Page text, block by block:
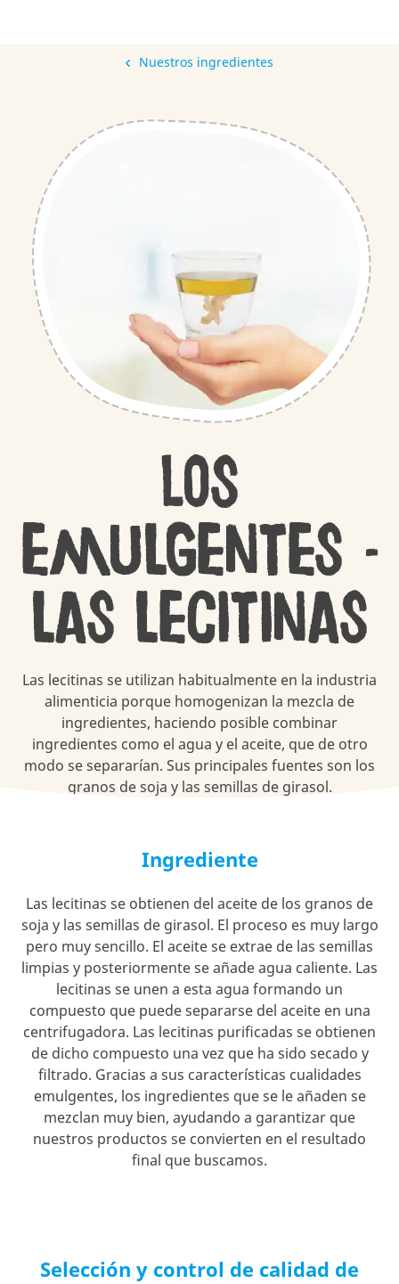
Nuestros ingredientes
Los
emulgentes -
las lecitinas
Las lecitinas se utilizan habitualmente en la industria
alimenticia porque homogenizan la mezcla de
ingredientes, haciendo posible combinar
ingredientes como el agua y el aceite, que de otro
modo se separarían. Sus principales fuentes son los
granos de soja y las semillas de girasol.
Ingrediente
Las lecitinas se obtienen del aceite de los granos de
soja y las semillas de girasol. El proceso es muy largo
pero muy sencillo. El aceite se extrae de las semillas
limpias y posteriormente se añade agua caliente. Las
lecitinas se unen a esta agua formando un
compuesto que puede separarse del aceite en una
centrifugadora. Las lecitinas purificadas se obtienen
de dicho compuesto una vez que ha sido secado y
filtrado. Gracias a sus características cualidades
emulgentes, los ingredientes que se le añaden se
mezclan muy bien, ayudando a garantizar que
nuestros productos se convierten en el resultado
final que buscamos.
Selección y control de calidad de